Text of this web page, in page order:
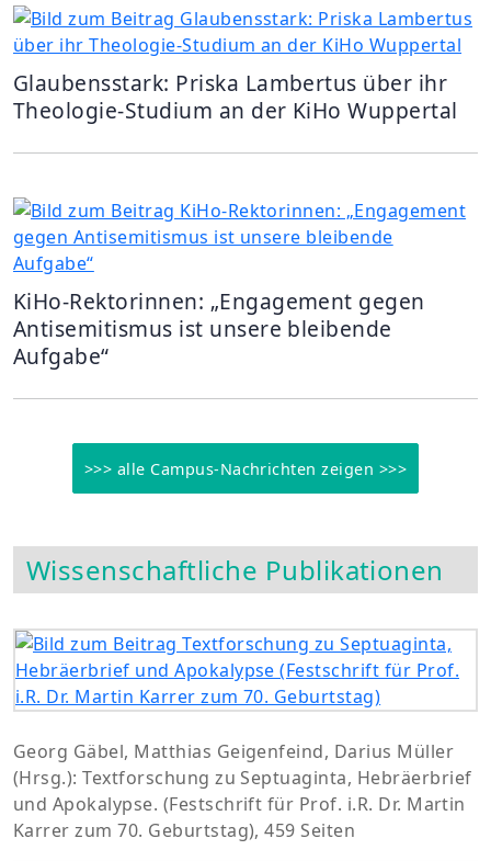
Glaubensstark: Priska Lambertus über ihr
Theologie-Studium an der KiHo Wuppertal
KiHo-Rektorinnen: „Engagement gegen
Antisemitismus ist unsere bleibende
Aufgabe“
>>> alle Campus-Nachrichten zeigen >>>
Wissenschaftliche Publikationen
Georg Gäbel, Matthias Geigenfeind, Darius Müller
(Hrsg.): Textforschung zu Septuaginta, Hebräerbrief
und Apokalypse. (Festschrift für Prof. i.R. Dr. Martin
Karrer zum 70. Geburtstag), 459 Seiten